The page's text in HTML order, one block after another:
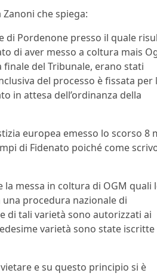
che spiega:
di Pordenone presso il quale
di aver messo a coltura mais
finale del Tribunale, erano stati
del processo è fissata per
in attesa dell’ordinanza della
europea emesso lo scorso 8
di Fidenato poiché come
la messa in coltura di OGM quali
procedura nazionale di
di tali varietà sono autorizzati ai
varietà sono state iscritte
e su questo principio si è